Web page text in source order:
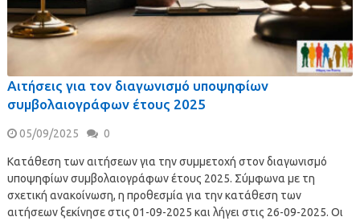
Αιτήσεις για τον διαγωνισμό υποψηφίων
συμβολαιογράφων έτους 2025
05/09/2025 0
Κατάθεση των αιτήσεων για την συμμετοχή στον διαγωνισμό
υποψηφίων συμβολαιογράφων έτους 2025. Σύμφωνα με τη
σχετική ανακοίνωση, η προθεσμία για την κατάθεση των
αιτήσεων ξεκίνησε στις 01-09-2025 και λήγει στις 26-09-2025. Οι